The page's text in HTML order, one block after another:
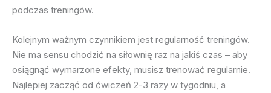
podczas treningów.
Kolejnym ważnym czynnikiem jest regularność treningów.
Nie ma sensu chodzić na siłownię raz na jakiś czas – aby
osiągnąć wymarzone efekty, musisz trenować regularnie.
Najlepiej zacząć od ćwiczeń 2-3 razy w tygodniu, a